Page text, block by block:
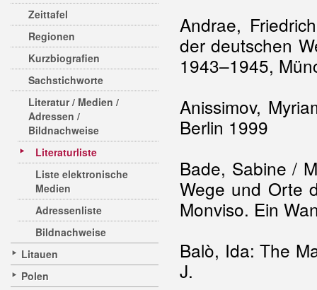
Zeittafel
Regionen
Kurzbiografien
Sachstichworte
Literatur / Medien /
Adressen /
Bildnachweise
Literaturliste
Liste elektronische
Medien
Adressenliste
Bildnachweise
Litauen
Polen
Andrae,
der deutschen
1943–1945,
Anissimov,
Berlin 1999
Bade, Sabine /
Wege und Orte
Monviso. Ein
Balò, Ida: The
J.